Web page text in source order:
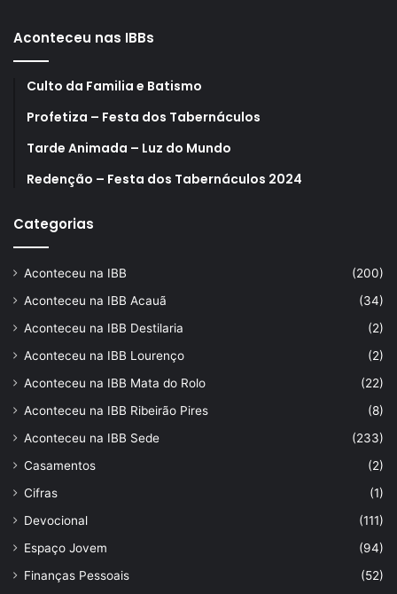
Aconteceu nas IBBs
Culto da Familia e Batismo
Profetiza – Festa dos Tabernáculos
Tarde Animada – Luz do Mundo
Redenção – Festa dos Tabernáculos 2024
Categorias
Aconteceu na IBB
(200)
Aconteceu na IBB Acauã
(34)
Aconteceu na IBB Destilaria
(2)
Aconteceu na IBB Lourenço
(2)
Aconteceu na IBB Mata do Rolo
(22)
Aconteceu na IBB Ribeirão Pires
(8)
Aconteceu na IBB Sede
(233)
Casamentos
(2)
Cifras
(1)
Devocional
(111)
Espaço Jovem
(94)
Finanças Pessoais
(52)